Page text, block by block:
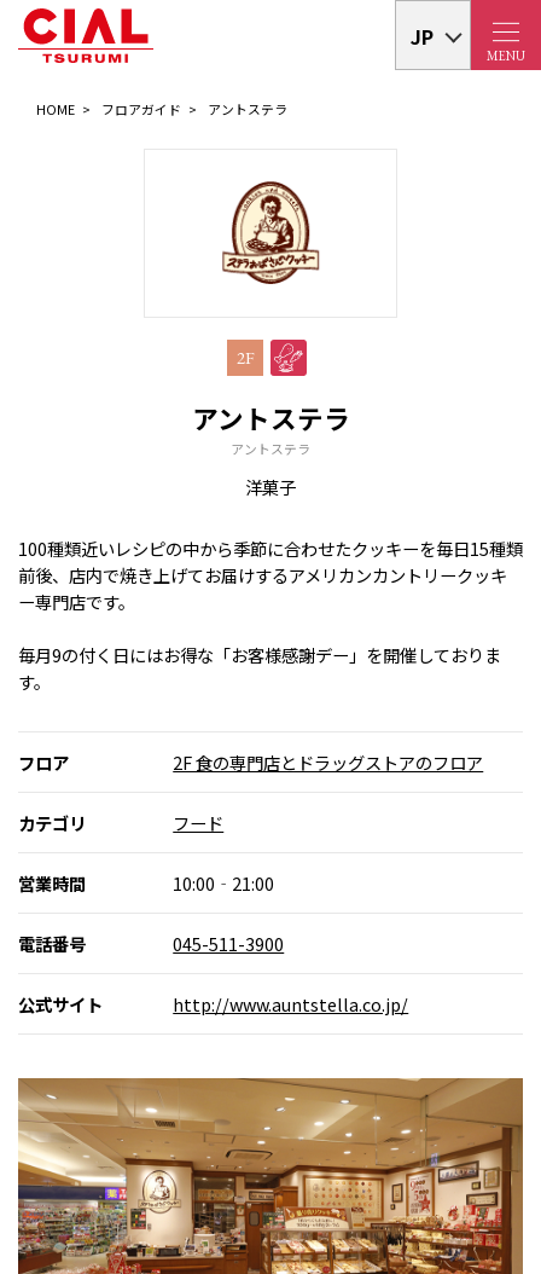
MENU
JP
HOME フロアガイド アントステラ
2F
アントステラ
アントステラ
洋菓子
100種類近いレシピの中から季節に合わせたクッキーを毎日15種類
前後、店内で焼き上げてお届けするアメリカンカントリークッキ
ー専門店です。
毎月9の付く日にはお得な「お客様感謝デー」を開催しておりま
す。
フロア 2F 食の専門店とドラッグストアのフロア
カテゴリ フード
営業時間 10:00‐21:00
電話番号 045-511-3900
公式サイト http://www.auntstella.co.jp/